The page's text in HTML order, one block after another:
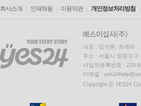
회사소개 인재채용 이용약관 개인정보처리방침
대표 : 김석환, 최세라
주소 : 서울시 영등포
사업자등록번호 :
이메일 :
Copyright ⓒ YES24